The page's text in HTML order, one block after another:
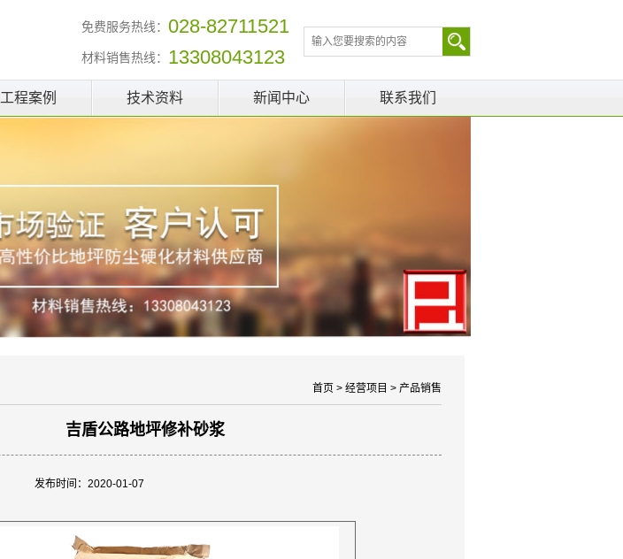
免费服务热线： 028-82711521
材料销售热线： 13308043123
工程案例 技术资料 新闻中心 联系我们
首页 > 经营项目 > 产品销售
吉盾公路地坪修补砂浆
发布时间：2020-01-07